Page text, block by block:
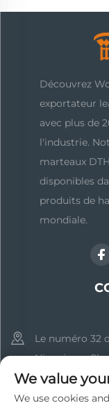
Découvrez
exportateur
avec plus de
l'industrie.
marteaux
disponibles
produits de
mondiale.
Le numéro 32
Ningxiang,
We value
We use cookies